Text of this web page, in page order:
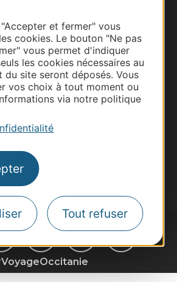
et fermer" vous
cookies. Le bouton "Ne pas
vous permet d'indiquer
les cookies nécessaires au
du site seront déposés. Vous
vos choix à tout moment ou
via notre politique
Tout refuser
d'influence
la lettre d'information
de visites et de sorties.